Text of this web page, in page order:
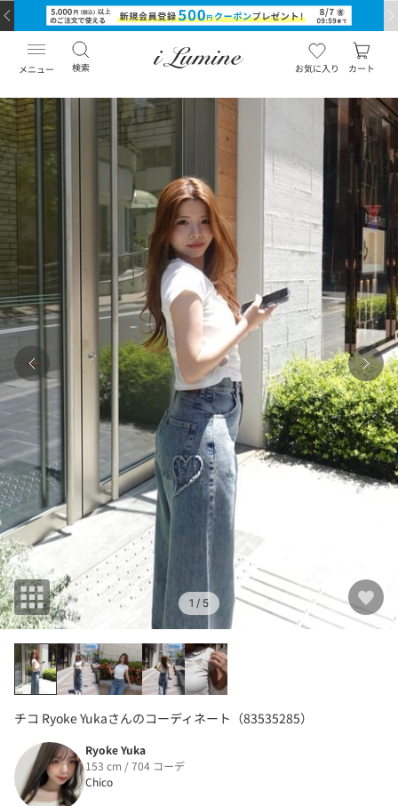
メニュー 検索 お気に入り カート
1 / 5
チコ Ryoke Yukaさんのコーディネート（83535285）
Ryoke Yuka
153 cm / 704 コーデ
Chico